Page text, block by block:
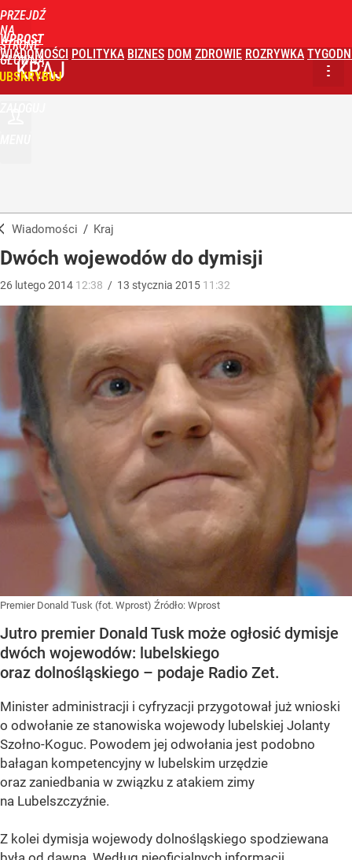
PRZEJDŹ
NA
STRONĘ
GŁÓWNĄ
WPROST
WIADOMOŚCI POLITYKA BIZNES DOM ZDROWIE ROZRYWKA
KRAJ
Wiadomości / Kraj
Dwóch wojewodów do dymisji
26 lutego2014 12:38 / 13 stycznia 2015 11:32
Premier Donald Tusk (fot. Wprost) Źródło: Wprost
Jutro premier Donald Tusk może ogłosić dymisje
dwóch wojewodów: lubelskiego
oraz dolnośląskiego – podaje Radio Zet.
Minister administracji i cyfryzacji przygotował już wnioski
o odwołanie ze stanowiska wojewody lubelskiej Jolanty
Szołno-Koguc. Powodem jej odwołania jest podobno
bałagan kompetencyjny w lubelskim urzędzie
oraz zaniedbania w związku z atakiem zimy
na Lubelszczyźnie.
Z kolei dymisja wojewody dolnośląskiego spodziewana